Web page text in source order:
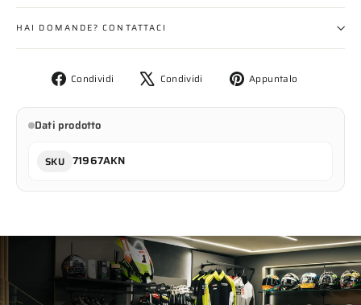
HAI DOMANDE? CONTATTACI
Condividi
Condividi
Facebook
Condividi
Twitta
X
Appuntalo
pin
Dati prodotto
SKU 71967AKN